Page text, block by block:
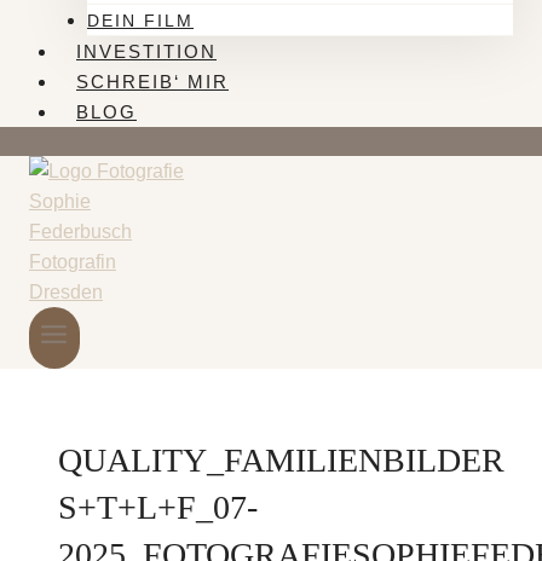
DEIN FILM
INVESTITION
SCHREIB‘ MIR
BLOG
QUALITY_FAMILIENBILDER
S+T+L+F_07-